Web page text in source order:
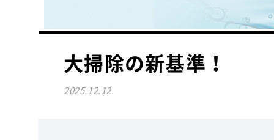
大掃除の新基準！
2025.12.12